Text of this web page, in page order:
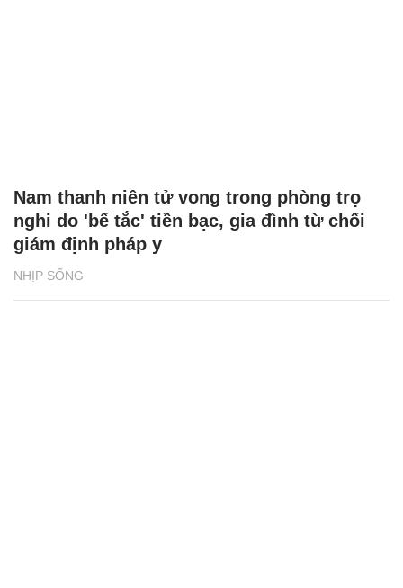
NHỊP SỐNG
Nam thanh niên tử vong trong phòng trọ
nghi do 'bế tắc' tiền bạc, gia đình từ chối
giám định pháp y